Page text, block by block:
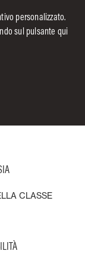
personalizzato.
sul pulsante qui
CLASSE